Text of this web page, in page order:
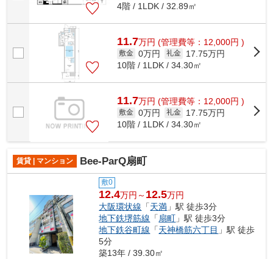
4階 / 1LDK / 32.89㎡
11.7万円 (管理費等：12,000円 )
敷金 0万円 礼金
17.75万円
10階 / 1LDK / 34.30㎡
11.7万円 (管理費等：12,000円 )
敷金 0万円 礼金
17.75万円
10階 / 1LDK / 34.30㎡
賃貸 | マンション Bee-ParQ扇町
敷0
12.4万円～ 12.5万円
大阪環状線 「天満 」駅 徒歩3分
地下鉄堺筋線 「 扇町 」駅 徒歩3分
地下鉄谷町線 「天神橋筋六丁目 」駅 徒歩
5分
築13年 / 39.30㎡